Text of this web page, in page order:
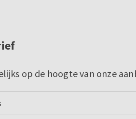
op de hoogte van onze